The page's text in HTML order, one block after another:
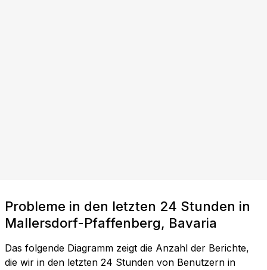
Probleme in den letzten 24 Stunden in
Mallersdorf-Pfaffenberg, Bavaria
Das folgende Diagramm zeigt die Anzahl der Berichte,
die wir in den letzten 24 Stunden von Benutzern in